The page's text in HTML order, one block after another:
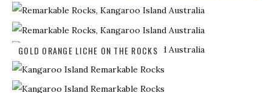
GOLD ORANGE LICHE ON THE ROCKS